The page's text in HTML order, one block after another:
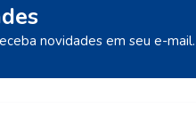
novidades em seu e-mail.